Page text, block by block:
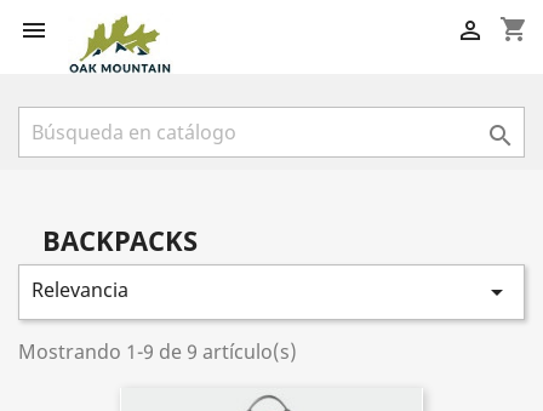
 shopping_cart


BACKPACKS
Relevancia 
Mostrando 1-9 de 9 artículo(s)